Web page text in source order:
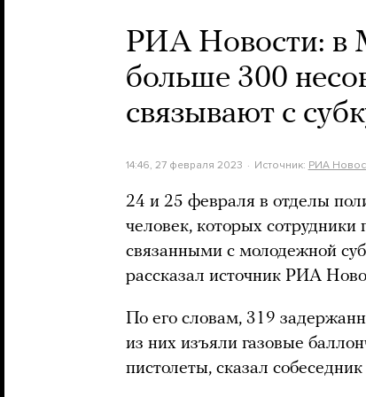
РИА Новости: в
больше 300
связывают с
14:46, 27 февраля 2023 Источник: РИА
24 и 25 февраля в отделы
человек, которых
связанными с молодежной
рассказал источник РИА
По его словам, 319
из них изъяли газовые
пистолеты, сказал